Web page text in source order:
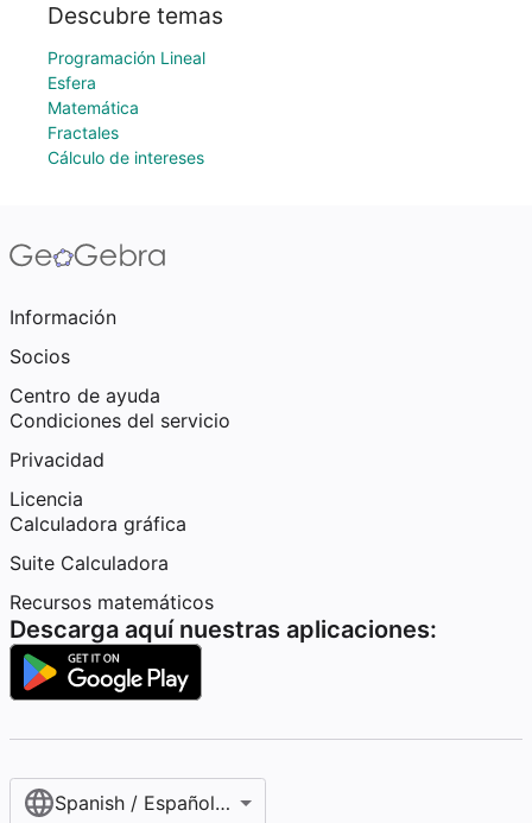
Descubre temas
Programación Lineal
Esfera
Matemática
Fractales
Cálculo de intereses
Información
Socios
Centro de ayuda
Condiciones del servicio
Privacidad
Licencia
Calculadora gráfica
Suite Calculadora
Recursos matemáticos
Descarga aquí nuestras aplicaciones:
Spanish / Español (internacional)